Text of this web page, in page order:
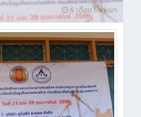
6 เดือน ที่ผ่านมา